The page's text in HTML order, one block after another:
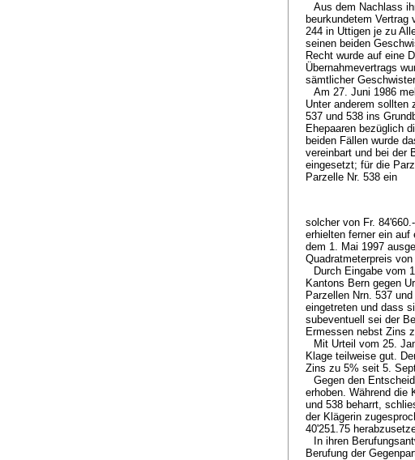
Aus dem Nachlass
beurkundetem Vertrag
244 in Uttigen je zu
seinen beiden
Recht wurde auf eine
Übernahmevertrags
sämtlicher
Am 27. Juni 1986
Unter anderem sollten
537 und 538 ins
Ehepaaren bezüglich
beiden Fällen wurde
vereinbart und bei der
eingesetzt; für die
Parzelle Nr. 538 ein
solcher von Fr.
erhielten ferner ein
dem 1. Mai 1997
Quadratmeterpreis
Durch Eingabe vom
Kantons Bern gegen
Parzellen Nrn. 537
eingetreten und dass
subeventuell sei der
Ermessen nebst Zins
Mit Urteil vom 25.
Klage teilweise gut.
Zins zu 5% seit 5.
Gegen den
erhoben. Während die
und 538 beharrt,
der Klägerin
40'251.75
In ihren
Berufung der